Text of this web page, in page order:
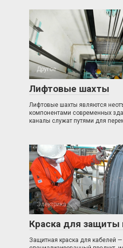
Другое
Лифтовые шахты
Лифтовые шахты являются
компонентами современных
каналы служат путями для
Электрика
Краска для защиты
Защитная краска для кабелей —